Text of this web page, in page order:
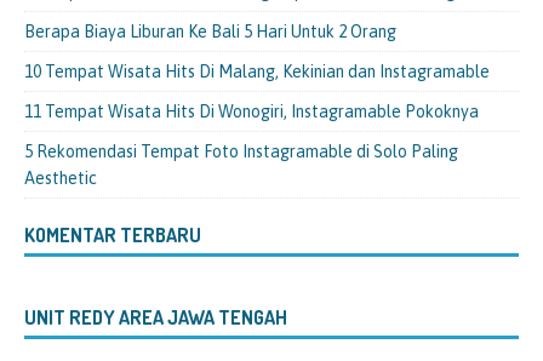
Berapa Biaya Liburan Ke Bali 5 Hari Untuk 2 Orang
10 Tempat Wisata Hits Di Malang, Kekinian dan Instagramable
11 Tempat Wisata Hits Di Wonogiri, Instagramable Pokoknya
5 Rekomendasi Tempat Foto Instagramable di Solo Paling
Aesthetic
KOMENTAR TERBARU
UNIT REDY AREA JAWA TENGAH